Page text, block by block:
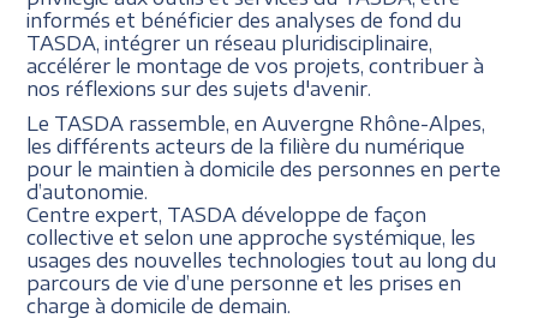
informés et bénéficier des analyses de fond du
TASDA, intégrer un réseau pluridisciplinaire,
accélérer le montage de vos projets, contribuer à
nos réflexions sur des sujets d'avenir.
Le TASDA rassemble, en Auvergne Rhône-Alpes,
les différents acteurs de la filière du numérique
pour le maintien à domicile des personnes en perte
d’autonomie.
Centre expert, TASDA développe de façon
collective et selon une approche systémique, les
usages des nouvelles technologies tout au long du
parcours de vie d’une personne et les prises en
charge à domicile de demain.